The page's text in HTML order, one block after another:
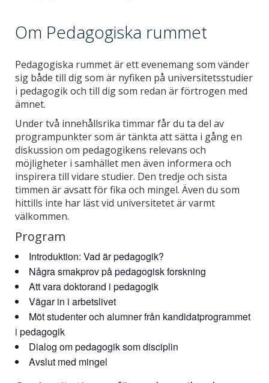
Om Pedagogiska rummet
Pedagogiska rummet är ett evenemang som vänder
sig både till dig som är nyfiken på universitetsstudier
i pedagogik och till dig som redan är förtrogen med
ämnet.
Under två innehållsrika timmar får du ta del av
programpunkter som är tänkta att sätta i gång en
diskussion om pedagogikens relevans och
möjligheter i samhället men även informera och
inspirera till vidare studier. Den tredje och sista
timmen är avsatt för fika och mingel. Även du som
hittills inte har läst vid universitetet är varmt
välkommen.
Program
Introduktion: Vad är pedagogik?
Några smakprov på pedagogisk forskning
Att vara doktorand i pedagogik
Vägar in i arbetslivet
Möt studenter och alumner från kandidatprogrammet
i pedagogik
Dialog om pedagogik som disciplin
Avslut med mingel